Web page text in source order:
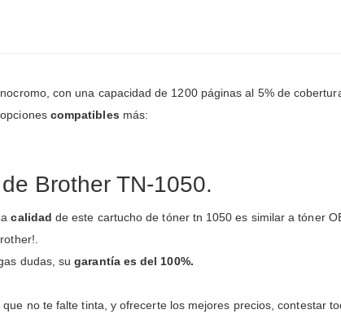
con una capacidad de 1200 páginas al 5% de
compatibles más:
Brother TN-1050.
calidad de este cartucho de tóner tn 1050 es similar a tóner
dudas, sugarantía es del 100%.
no te falte tinta, y ofrecerte los mejores precios, contestar